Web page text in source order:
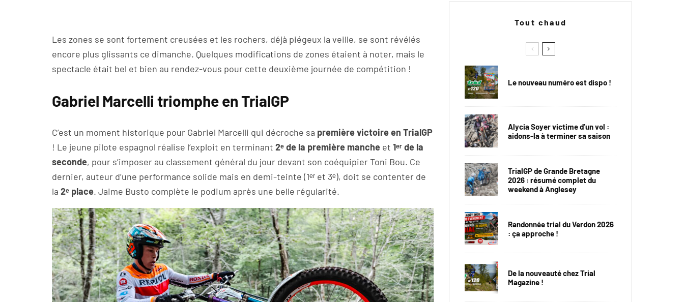
Les zones se sont fortement creusées et les rochers, déjà piégeux la veille, se sont révélés
encore plus glissants ce dimanche. Quelques modifications de zones étaient à noter, mais le
spectacle était bel et bien au rendez-vous pour cette deuxième journée de compétition !
Gabriel Marcelli triomphe en TrialGP
C’est un moment historique pour Gabriel Marcelli qui décroche sa première victoire en TrialGP
! Le jeune pilote espagnol réalise l’exploit en terminant 2ᵉ de la première manche et 1ᵉʳ de la
seconde, pour s’imposer au classement général du jour devant son coéquipier Toni Bou. Ce
dernier, auteur d’une performance solide mais en demi-teinte (1ᵉʳ et 3ᵉ), doit se contenter de
la 2ᵉ place. Jaime Busto complète le podium après une belle régularité.
Tout chaud
Le nouveau numéro est dispo !
Alycia Soyer victime d’un vol :
aidons-la à terminer sa saison
TrialGP de Grande Bretagne
2026 : résumé complet du
weekend à Anglesey
Randonnée trial du Verdon 2026
: ça approche !
De la nouveauté chez Trial
Magazine !